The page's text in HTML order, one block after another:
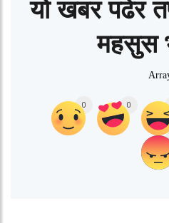
यो खबर पढेर
महसुस
0 0